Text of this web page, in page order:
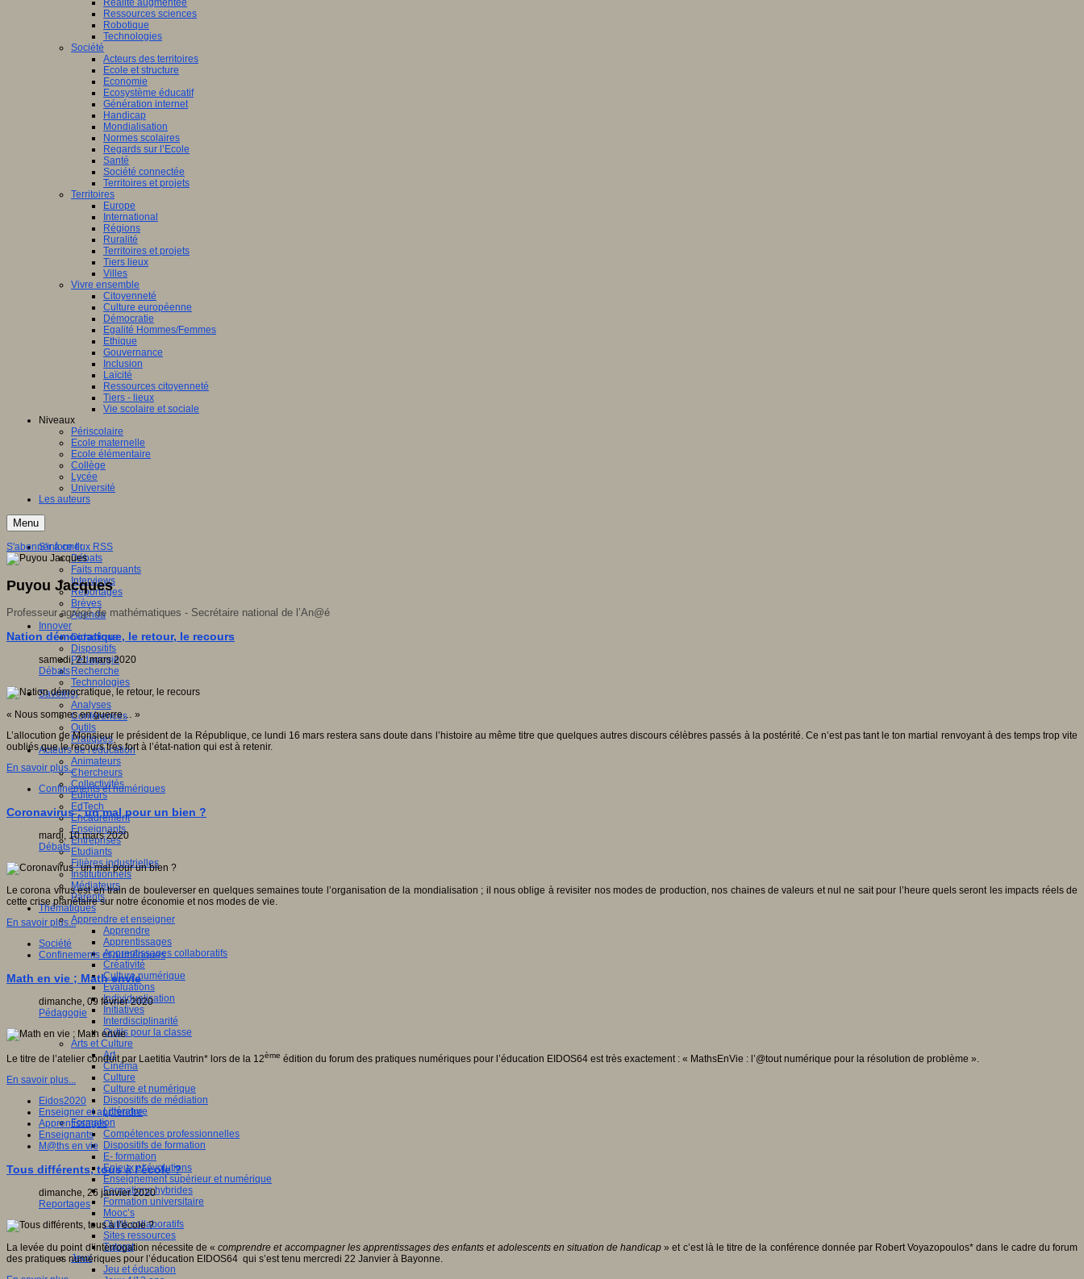
Réalité augmentée
Ressources sciences
Robotique
Technologies
Société
Acteurs des territoires
Ecole et structure
Economie
Ecosystème éducatif
Génération internet
Handicap
Mondialisation
Normes scolaires
Regards sur l’Ecole
Santé
Société connectée
Territoires et projets
Territoires
Europe
International
Régions
Ruralité
Territoires et projets
Tiers lieux
Villes
Vivre ensemble
Citoyenneté
Culture européenne
Démocratie
Egalité Hommes/Femmes
Ethique
Gouvernance
Inclusion
Laïcité
Ressources citoyenneté
Tiers - lieux
Vie scolaire et sociale
Niveaux
Périscolaire
Ecole maternelle
Ecole élémentaire
Collège
Lycée
Université
Les auteurs
Menu
S'informer
Débats
Faits marquants
Interviews
Reportages
Brèves
Agenda
Innover
Didactique
Dispositifs
Pédagogie
Recherche
Technologies
Savoir(s)
Analyses
Conférences
Outils
Pratiques
Acteurs de l'éducation
Animateurs
Chercheurs
Collectivités
Editeurs
EdTech
Encadrement
Enseignants
Entreprises
Etudiants
Filières industrielles
Institutionnels
Médiateurs
Parents
Thématiques
Apprendre et enseigner
Apprendre
Apprentissages
Apprentissages collaboratifs
Créativité
Culture numérique
Evaluations
Individualisation
Initiatives
Interdisciplinarité
Outils pour la classe
Arts et Culture
Art
Cinéma
Culture
Culture et numérique
Dispositifs de médiation
Littérature
Formation
Compétences professionnelles
Dispositifs de formation
E- formation
Enjeux et évolutions
Enseignement supérieur et numérique
Formations hybrides
Formation universitaire
Mooc’s
Outils collaboratifs
Sites ressources
Tutorat
Jeux
Jeu et éducation
S'abonner à ce flux RSS
Puyou Jacques
Professeur agrégé de mathématiques - Secrétaire national de l’An@é
Nation démocratique, le retour, le recours
samedi, 21 mars 2020
Débats
« Nous sommes en guerre… »
L’allocution de Monsieur le président de la République, ce lundi 16 mars restera sans doute dans l’histoire au même titre que quelques autres discours célèbres passés à la postérité. Ce n’est pas tant le ton martial renvoyant à des temps trop vite
oubliés que le recours très fort à l’état-nation qui est à retenir.
En savoir plus...
Confinements et numériques
Coronavirus : un mal pour un bien ?
mardi, 10 mars 2020
Débats
Le corona virus est en train de bouleverser en quelques semaines toute l’organisation de la mondialisation ; il nous oblige à revisiter nos modes de production, nos chaines de valeurs et nul ne sait pour l’heure quels seront les impacts réels de
cette crise planétaire sur notre économie et nos modes de vie.
En savoir plus...
Société
Confinements et numériques
Math en vie ; Math envie
dimanche, 09 février 2020
Pédagogie
Le titre de l’atelier conduit par Laetitia Vautrin* lors de la 12ème édition du forum des pratiques numériques pour l’éducation EIDOS64 est très exactement : « MathsEnVie : l’@tout numérique pour la résolution de problème ».
En savoir plus...
Eidos2020
Enseigner et apprendre
Apprentissages
Enseignants
M@ths en vie
Tous différents, tous à l’école ?
dimanche, 26 janvier 2020
Reportages
La levée du point d’interrogation nécessite de «comprendre et accompagner les apprentissages des enfants et adolescents en situation de handicap » et c’est là le titre de la conférence donnée par Robert Voyazopoulos* dans le cadre du forum
des pratiques numériques pour l’éducation EIDOS64 qui s’est tenu mercredi 22 Janvier à Bayonne.